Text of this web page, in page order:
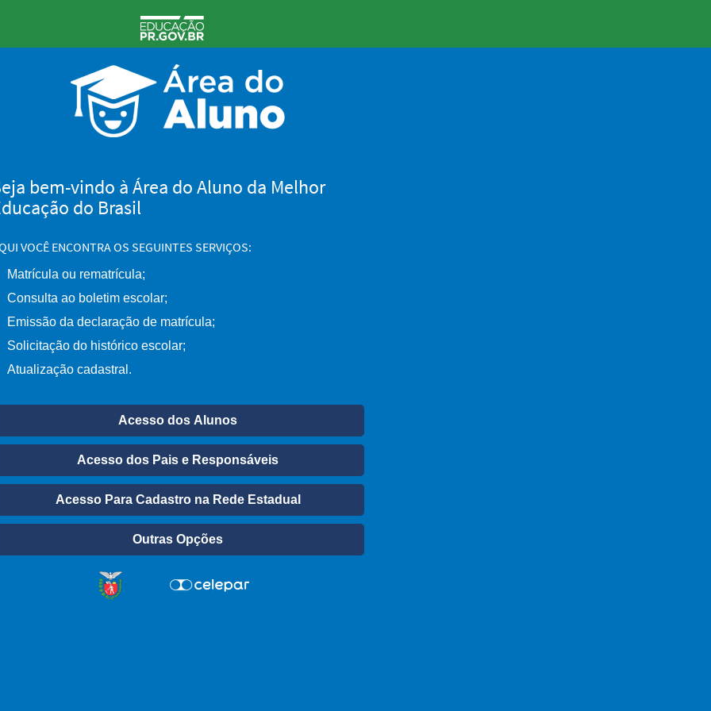
bem-vindo à Área do Aluno da Melhor
do Brasil
VOCÊ ENCONTRA OS SEGUINTES SERVIÇOS:
Matrícula ou rematrícula;
Consulta ao boletim escolar;
Emissão da declaração de matrícula;
Solicitação do histórico escolar;
Atualização cadastral.
Acesso dos Alunos
Acesso dos Pais e Responsáveis
Acesso Para Cadastro na Rede Estadual
Outras Opções